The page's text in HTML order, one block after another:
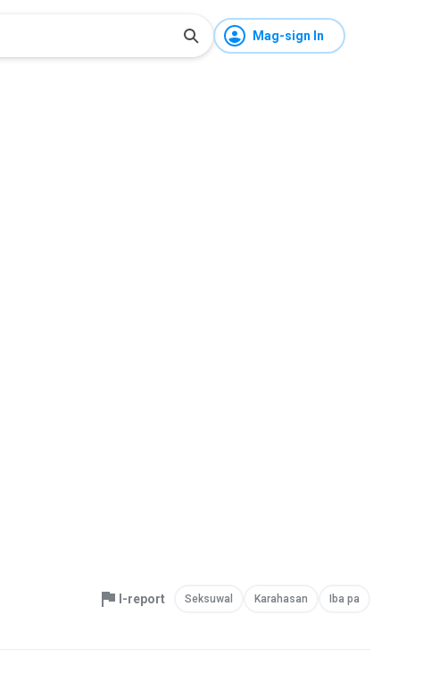
Mag-sign In
I-report Seksuwal Karahasan Iba pa